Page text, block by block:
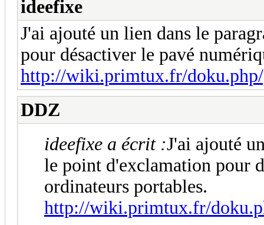
ideefixe
J'ai ajouté un lien dans le
pour désactiver le pavé
http://wiki.primtux.fr/
DDZ
ideefixe a écrit :J'ai ajouté
le point d'exclamation pour
ordinateurs portables.
http://wiki.primtux.fr/